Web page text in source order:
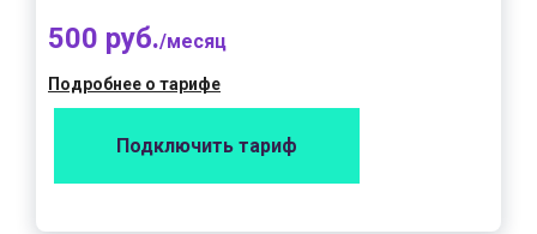
500 руб./месяц
Подробнее о тарифе
Подключить тариф